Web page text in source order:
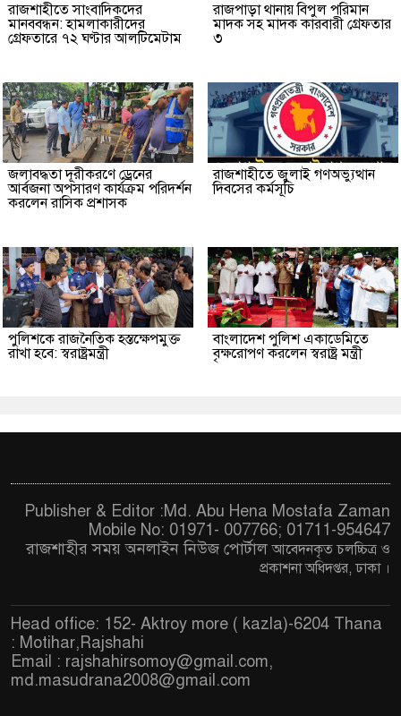
রাজশাহীতে সাংবাদিকদের
মানববন্ধন: হামলাকারীদের
গ্রেফতারে ৭২ ঘণ্টার আলটিমেটাম
রাজপাড়া থানায় বিপুল পরিমান
মাদক সহ মাদক কারবারী গ্রেফতার
৩
জলাবদ্ধতা দূরীকরণে ড্রেনের
আর্বজনা অপসারণ কার্যক্রম পরিদর্শন
করলেন রাসিক প্রশাসক
রাজশাহীতে জুলাই গণঅভ্যুত্থান
দিবসের কর্মসূচি
পুলিশকে রাজনৈতিক হস্তক্ষেপমুক্ত
রাখা হবে: স্বরাষ্ট্রমন্ত্রী
বাংলাদেশ পুলিশ একাডেমিতে
বৃক্ষরোপণ করলেন স্বরাষ্ট্র মন্ত্রী
Publisher & Editor :Md. Abu Hena Mostafa Zaman
Mobile No: 01971- 007766; 01711-954647
রাজশাহীর সময় অনলাইন নিউজ পোর্টালআবেদনকৃত চলচ্চিত্র ও
প্রকাশনা অধিদপ্তর, ঢাকা ।
Head office: 152- Aktroy more ( kazla)-6204 Thana
: Motihar,Rajshahi
Email : rajshahirsomoy@gmail.com,
md.masudrana2008@gmail.com